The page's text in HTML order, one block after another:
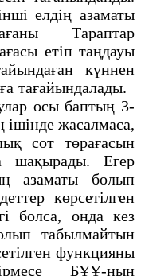
елдің азаматы
Тараптар
етіп таңдауы
күннен
тағайындалады.
осы баптың 3-
ішінде жасалмаса,
сот төрағасын
шақырады. Егер
азаматы болып
көрсетілген
болса, онда кез
табылмайтын
функцияны
БҰҰ-ның